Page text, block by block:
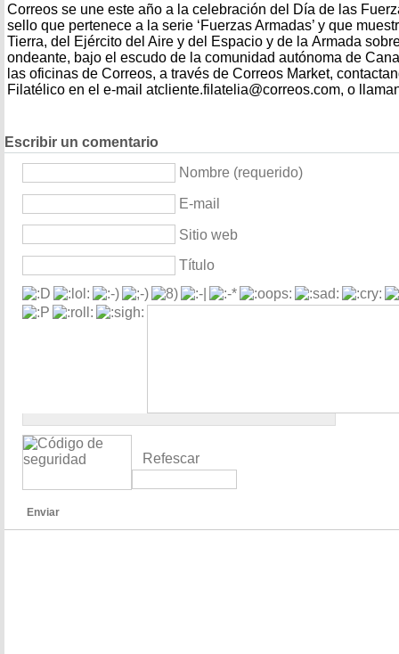
Correos se une este año a la celebración del Día de las
sello que pertenece a la serie ‘Fuerzas Armadas’ y que
Tierra, del Ejército del Aire y del Espacio y de la Armada
ondeante, bajo el escudo de la comunidad autónoma de
las oficinas de Correos, a través de Correos Market,
Filatélico en el e-mail atcliente.filatelia@correos.com, o
Escribir un comentario
Nombre (requerido)
E-mail
Sitio web
Título
Refescar
Enviar